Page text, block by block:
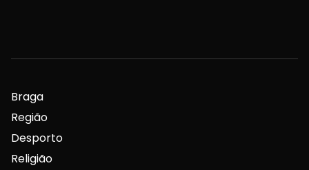
Braga
Região
Desporto
Religião